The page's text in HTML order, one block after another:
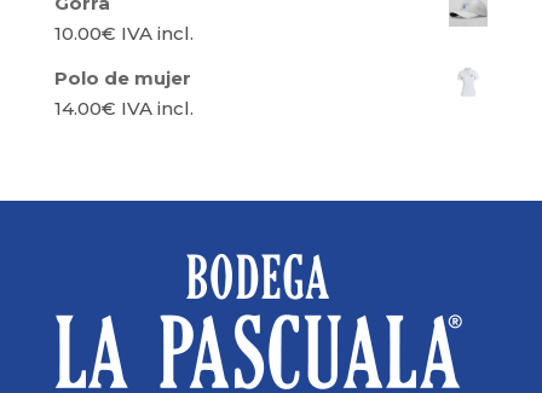
10.00€ IVA incl.
Polo de mujer
14.00€ IVA incl.